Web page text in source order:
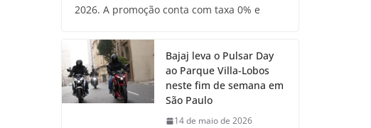
2026. A promoção conta com taxa 0% e
Bajaj leva o Pulsar Day
ao Parque Villa-Lobos
neste fim de semana em
São Paulo
14 de maio de 2026